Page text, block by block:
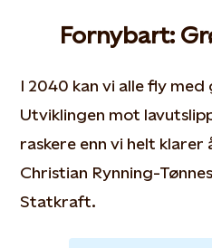
Fornybart:
I 2040 kan vi alle fly
Utviklingen mot
raskere enn vi helt klarer
Christian Rynning-
Statkraft.